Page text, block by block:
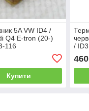
5A VW ID4 /
Q4 E-tron (20-)
116
Купити
/
460